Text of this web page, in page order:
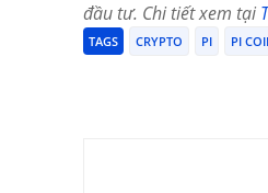
đầu tư. Chi tiết xem tại
TAGS CRYPTO PI PI